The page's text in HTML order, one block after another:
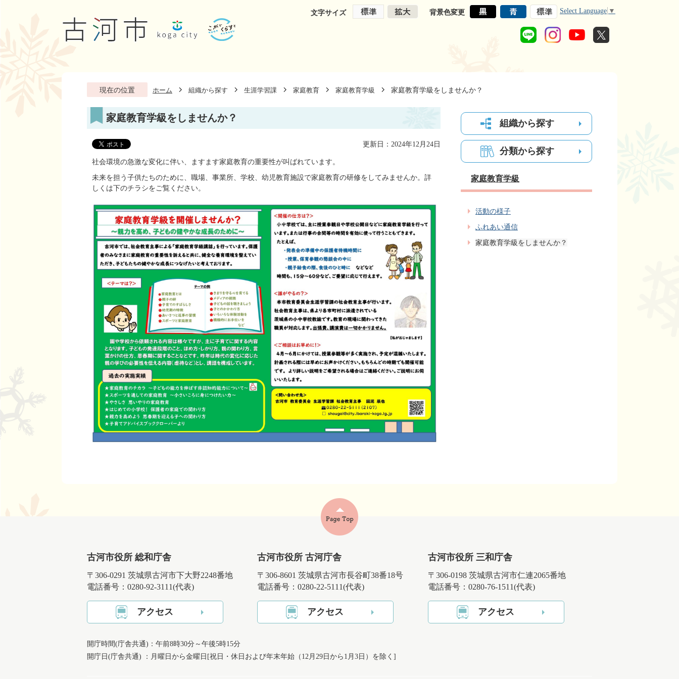
文字サイズ 背景色変更 Select Language ▼
現在の位置 ホーム 組織から探す 生涯学習課 家庭教育 家庭教育学級 家庭教育学級をしませんか？
家庭教育学級をしませんか？
更新日：2024年12月24日
社会環境の急激な変化に伴い、ますます家庭教育の重要性が叫ばれています。
未来を担う子供たちのために、職場、事業所、学校、幼児教育施設で家庭教育の研修をしてみませんか。詳
しくは下のチラシをご覧ください。
組織から探す
分類から探す
家庭教育学級
活動の様子
ふれあい通信
家庭教育学級をしませんか？
古河市役所 総和庁舎
〒306-0291 茨城県古河市下大野2248番地
電話番号：0280-92-3111(代表)
アクセス
古河市役所 古河庁舎
〒306-8601 茨城県古河市長谷町38番18号
電話番号：0280-22-5111(代表)
アクセス
古河市役所 三和庁舎
〒306-0198 茨城県古河市仁連2065番地
電話番号：0280-76-1511(代表)
アクセス
開庁時間(庁舎共通)：午前8時30分～午後5時15分
開庁日(庁舎共通) ：月曜日から金曜日[祝日・休日および年末年始（12月29日から1月3日）を除く]